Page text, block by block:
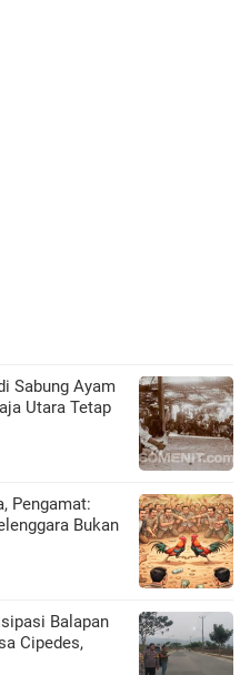
Sabung Ayam
Utara Tetap
Pengamat:
Bukan
Balapan
Cipedes,